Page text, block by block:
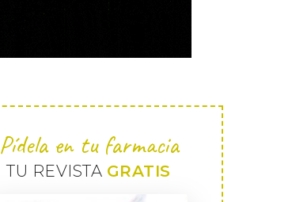
Pídela en tu farmacia
TU REVISTA GRATIS